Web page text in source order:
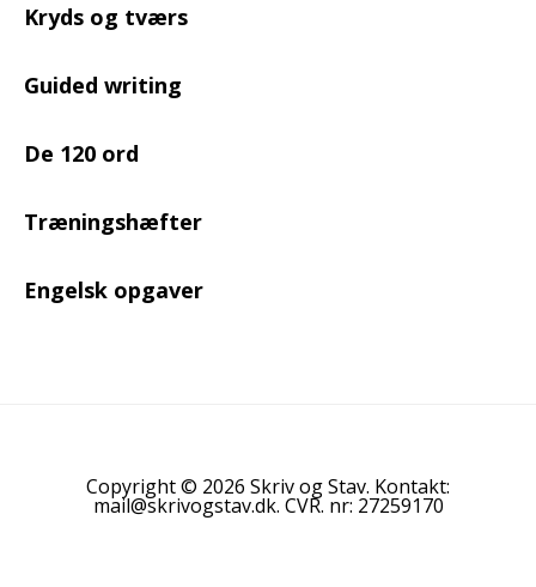
Kryds og tværs
Guided writing
De 120 ord
Træningshæfter
Engelsk opgaver
Copyright © 2026 Skriv og Stav. Kontakt:
mail@skrivogstav.dk. CVR. nr: 27259170